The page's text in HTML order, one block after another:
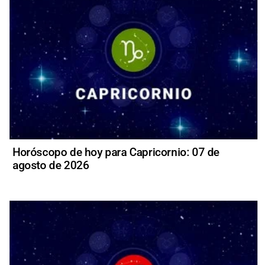
Horóscopo de hoy para Capricornio: 07 de
agosto de 2026